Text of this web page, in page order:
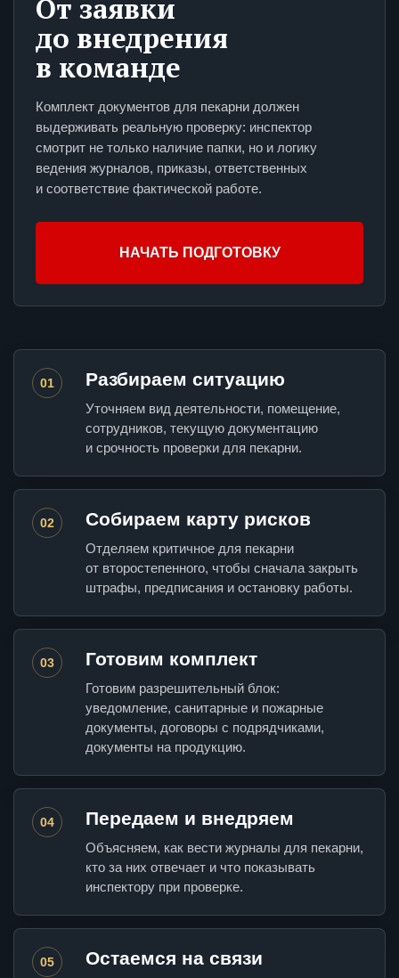
От заявки
до внедрения
в команде
Комплект документов для пекарни должен
выдерживать реальную проверку: инспектор
смотрит не только наличие папки, но и логику
ведения журналов, приказы, ответственных
и соответствие фактической работе.
НАЧАТЬ ПОДГОТОВКУ
01 Разбираем ситуацию
Уточняем вид деятельности, помещение,
сотрудников, текущую документацию
и срочность проверки для пекарни.
02 Собираем карту рисков
Отделяем критичное для пекарни
от второстепенного, чтобы сначала закрыть
штрафы, предписания и остановку работы.
03 Готовим комплект
Готовим разрешительный блок:
уведомление, санитарные и пожарные
документы, договоры с подрядчиками,
документы на продукцию.
04 Передаем и внедряем
Объясняем, как вести журналы для пекарни,
кто за них отвечает и что показывать
инспектору при проверке.
05 Остаемся на связи